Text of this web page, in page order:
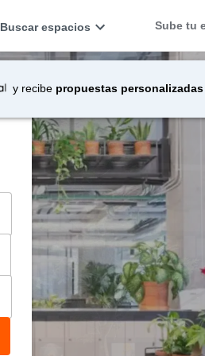
y recibe propuestas personalizadas
Buscar espacios Sube tu